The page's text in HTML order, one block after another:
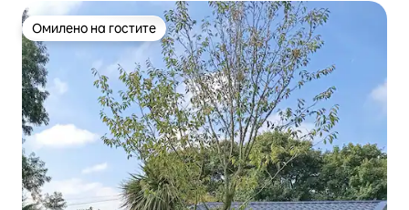
Омилено на гостите
Омилено на гостите